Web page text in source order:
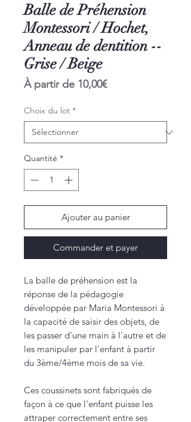
Balle de Préhension
Montessori / Hochet,
Anneau de dentition --
Grise / Beige
À partir de 10,00€Prix
Choix du lot *
Quantité *
Ajouter au panier
Commander et payer
La balle de préhension est la
réponse de la pédagogie
développée par Maria Montessori à
la capacité de saisir des objets, de
les passer d'une main à l'autre et de
les manipuler par l'enfant à partir
du 3ème/4ème mois de sa vie.
Ces coussinets sont fabriqués de
façon à ce que l'enfant puisse les
attraper correctement entre ses